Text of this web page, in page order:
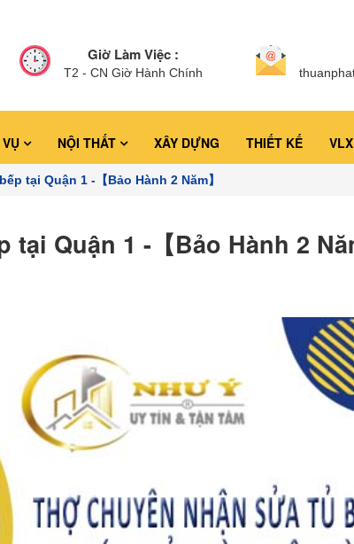
Giờ Làm Việc :
T2 - CN Giờ Hành Chính
NỘI THẤT XÂY DỰNG THIẾT KẾ
tại Quận 1 -【Bảo Hành 2 Năm】
Quận 1 -【Bảo Hành 2